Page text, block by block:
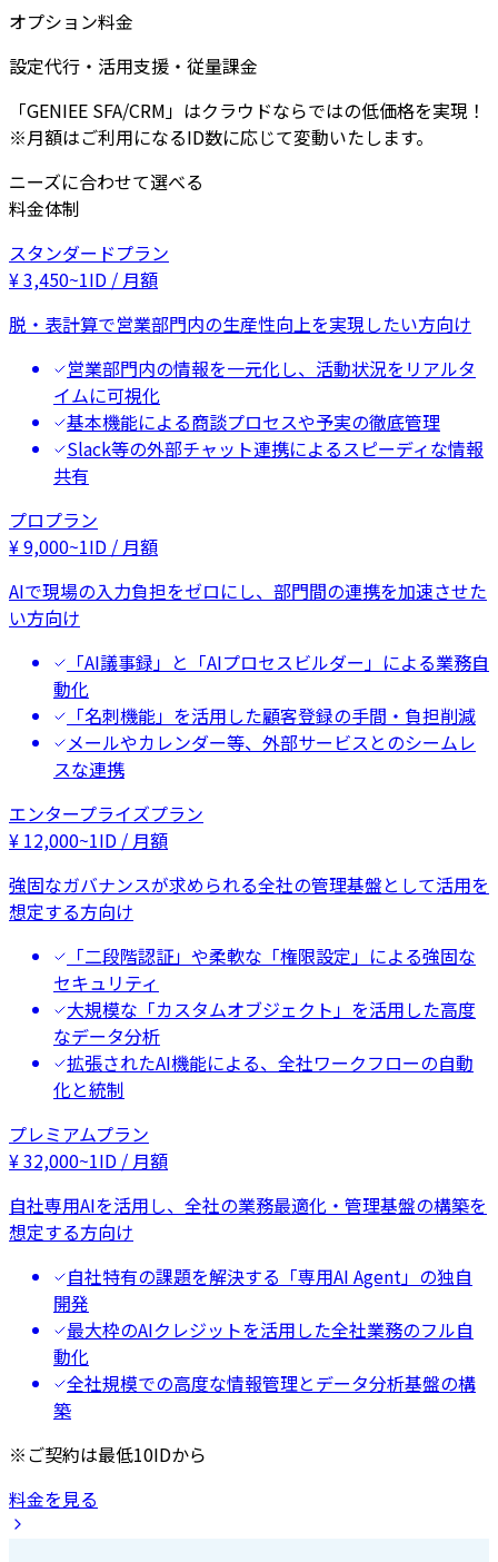
オプション料金
設定代行・活用支援・従量課金
「GENIEE SFA/CRM」はクラウドならではの低価格を実現！
※月額はご利用になるID数に応じて変動いたします。
ニーズに合わせて選べる
料金体制
スタンダードプラン
¥3,450~1ID / 月額
脱・表計算で営業部門内の生産性向上を実現したい方向け
営業部門内の情報を一元化し、活動状況をリアルタ
イムに可視化
基本機能による商談プロセスや予実の徹底管理
Slack等の外部チャット連携によるスピーディな情報
共有
プロプラン
¥9,000~1ID / 月額
AIで現場の入力負担をゼロにし、部門間の連携を加速させた
い方向け
「AI議事録」と「AIプロセスビルダー」による業務自
動化
「名刺機能」を活用した顧客登録の手間・負担削減
メールやカレンダー等、外部サービスとのシームレ
スな連携
エンタープライズプラン
¥ 12,000~1ID / 月額
強固なガバナンスが求められる全社の管理基盤として活用を
想定する方向け
「二段階認証」や柔軟な「権限設定」による強固な
セキュリティ
大規模な「カスタムオブジェクト」を活用した高度
なデータ分析
拡張されたAI機能による、全社ワークフローの自動
化と統制
プレミアムプラン
¥32,000~1ID / 月額
自社専用AIを活用し、全社の業務最適化・管理基盤の構築を
想定する方向け
自社特有の課題を解決する「専用AI Agent」の独自
開発
最大枠のAIクレジットを活用した全社業務のフル自
動化
全社規模での高度な情報管理とデータ分析基盤の構
築
※ご契約は最低10IDから
料金を見る